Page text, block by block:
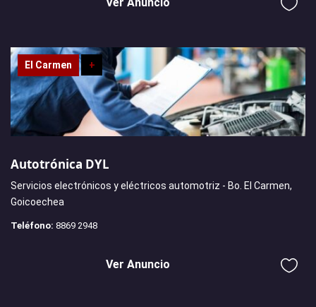
El Carmen +
Autotrónica DYL
Servicios electrónicos y eléctricos automotriz - Bo. El Carmen,
Goicoechea
Teléfono: 8869 2948
Ver Anuncio